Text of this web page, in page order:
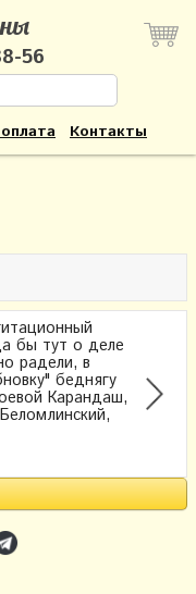
56
Контакты
бы тут о деле
радели, в
беднягу
Карандаш,